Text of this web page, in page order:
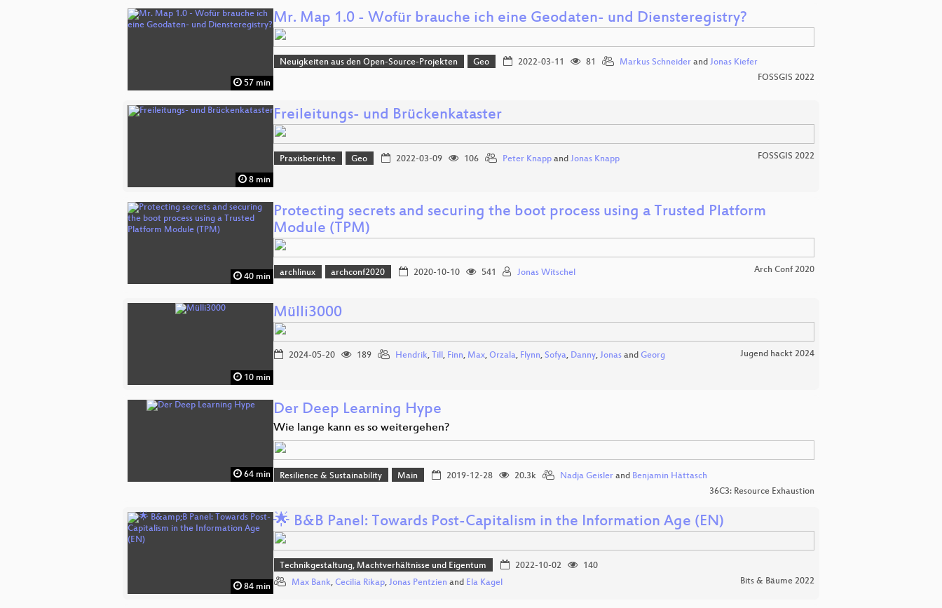
57 min
Mr. Map 1.0 - Wofür brauche ich eine Geodaten- und Diensteregistry?
Neuigkeiten aus den Open-Source-Projekten Geo 2022-03-11 81 Markus Schneiderand Jonas Kiefer
FOSSGIS 2022
8 min
Freileitungs- und Brückenkataster
Praxisberichte Geo 2022-03-09 106 Peter Knappand Jonas Knapp FOSSGIS 2022
40 min
Protecting secrets and securing the boot process using a Trusted Platform
Module (TPM)
archlinux archconf2020 2020-10-10 541 Jonas Witschel Arch Conf 2020
10 min
Mülli3000
2024-05-20 189 Hendrik, Till, Finn, Max, Orzala, Flynn, Sofya, Danny, Jonas and Georg Jugend hackt 2024
64 min
Der Deep Learning Hype
Wie lange kann es so weitergehen?
Resilience & Sustainability Main 2019-12-28 20.3k Nadja Geislerand Benjamin Hättasch
36C3: Resource Exhaustion
84 min
🌟 B&B Panel: Towards Post-Capitalism in the Information Age (EN)
Technikgestaltung, Machtverhältnisse und Eigentum 2022-10-02
140
Max Bank, Cecilia Rikap, Jonas Pentzien and Ela Kagel Bits & Bäume 2022